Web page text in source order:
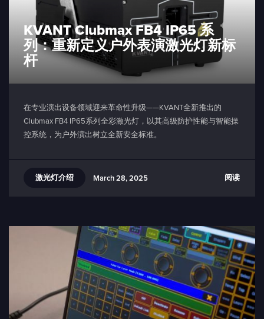
KVANT Clubmax FB4 IP65 系
列：重新定义户外表演激光灯新标
杆
在专业演出设备领域迎来革命性升级——KVANT全新推出的
Clubmax FB4 IP65系列全彩激光灯，以其高级防护性能与智能操
控系统，为户外演出树立全新安全标准。
激光灯介绍 March 28, 2025 阅读